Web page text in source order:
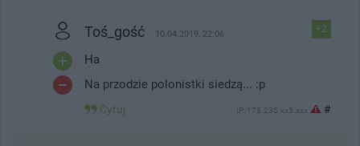
+2
Toś_gość 10.04.2019, 22:06
Ha
Na przodzie polonistki siedzą... :p
Cytuj IP: 178.235.xx5.xxx #